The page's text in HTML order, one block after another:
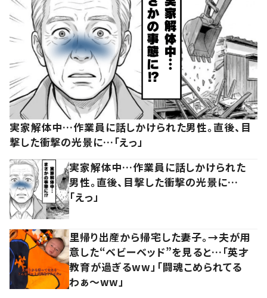
実家解体中…作業員に話しかけられた男性。直後、目
撃した衝撃の光景に…「えっ」
実家解体中…作業員に話しかけられた
男性。直後、目撃した衝撃の光景に…
「えっ」
里帰り出産から帰宅した妻子。→夫が用
意した“ベビーベッド”を見ると…「英才
教育が過ぎるww」「闘魂こめられてる
わぁ～ww」